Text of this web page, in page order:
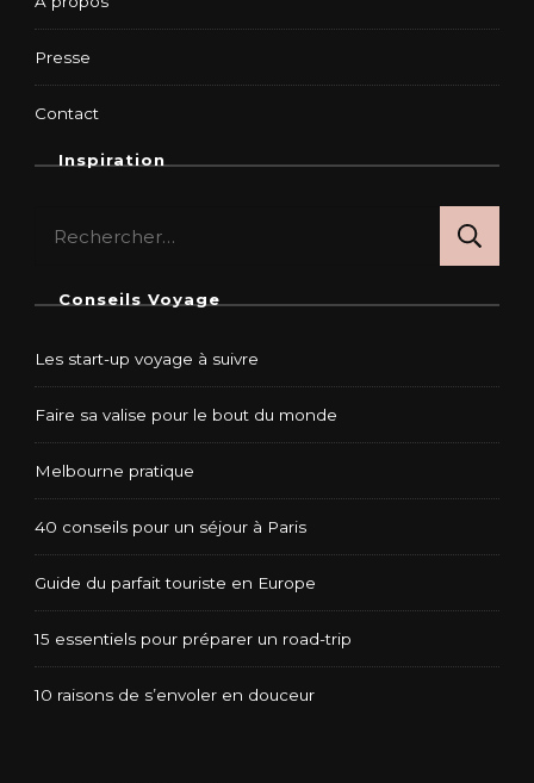
Presse
Contact
Inspiration
Conseils Voyage
Les start-up voyage à suivre
Faire sa valise pour le bout du monde
Melbourne pratique
40 conseils pour un séjour à Paris
Guide du parfait touriste en Europe
15 essentiels pour préparer un road-trip
10 raisons de s’envoler en douceur